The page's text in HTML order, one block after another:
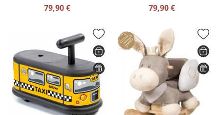
79,90 € 79,90 €